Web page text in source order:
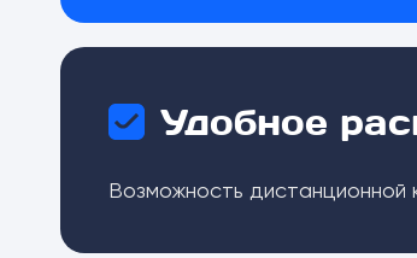
Удобное
Возможность дистанционной